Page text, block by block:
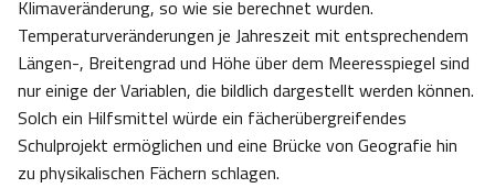
Klimaveränderung, so wie sie berechnet wurden.
Temperaturveränderungen je Jahreszeit mit entsprechendem
Längen-, Breitengrad und Höhe über dem Meeresspiegel sind
nur einige der Variablen, die bildlich dargestellt werden können.
Solch ein Hilfsmittel würde ein fächerübergreifendes
Schulprojekt ermöglichen und eine Brücke von Geografie hin
zu physikalischen Fächern schlagen.